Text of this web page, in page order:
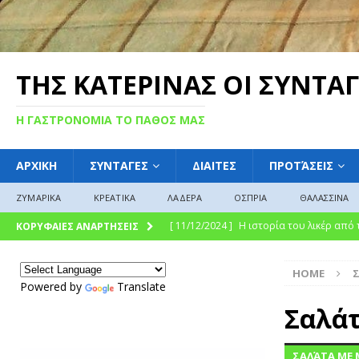
ΤΗΣ ΚΑΤΕΡΙΝΑΣ ΟΙ
Η ΓΑΣΤΡΟΝΟΜΙΑ ΤΟ ΠΑΘΟΣ ΜΑΣ
ΑΡΧΙΚΗ ΣΥΝΤΑΓΕΣ ΔΙΑΙΤΕΣ ΠΡΟΤΆΣΕΙΣ
ΖΥΜΑΡΙΚΑ ΚΡΕΑΤΙΚΑ ΛΑΔΕΡΑ ΟΣΠΡΙΑ ΘΑΛΑΣΣΙΝΑ
ΚΟΡΥΦΑΙΕΣ ΑΝΑΡΤΗΣΕΙΣ [ 11/12/2024 ] Η ιστορία του λικέρ από
σύγχρονη γαστρονομική απόλαυση
Γλυκό του κουταλιού :
HOME
ΣΑΛΆΤΑ ΜΕ
Powered by Translate